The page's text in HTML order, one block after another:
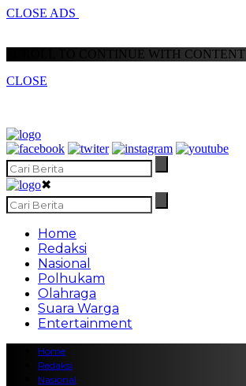
CLOSE ADS
SCROLL TO CONTINUE WITH CONTENT
CLOSE
✖
Home
Redaksi
Nasional
Polhukam
Olahraga
Suara Warga
Entertainment
Home
Redaksi
Nasional